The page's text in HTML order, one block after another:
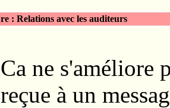
re : Relations avec les auditeurs
Ca ne s'améliore
reçue à un